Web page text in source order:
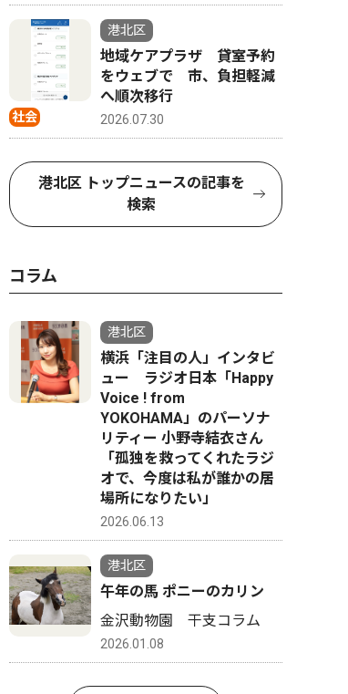
社会
港北区
地域ケアプラザ 貸室予約
をウェブで 市、負担軽減
へ順次移行
2026.07.30
港北区 トップニュースの記事を
検索
コラム
港北区
横浜「注目の人」インタビ
ュー ラジオ日本「Happy
Voice ! from
YOKOHAMA」のパーソナ
リティー 小野寺結衣さん
「孤独を救ってくれたラジ
オで、今度は私が誰かの居
場所になりたい」
2026.06.13
港北区
午年の馬 ポニーのカリン
金沢動物園 干支コラム
2026.01.08